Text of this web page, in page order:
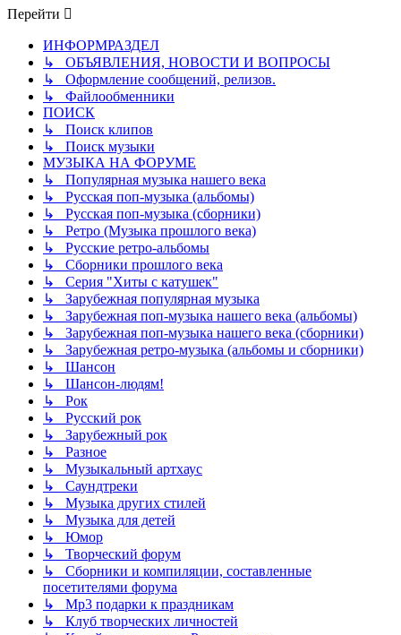
Перейти
ИНФОРМРАЗДЕЛ
↳ ОБЪЯВЛЕНИЯ, НОВОСТИ И ВОПРОСЫ
↳ Оформление сообщений, релизов.
↳ Файлообменники
ПОИСК
↳ Поиск клипов
↳ Поиск музыки
МУЗЫКА НА ФОРУМЕ
↳ Популярная музыка нашего века
↳ Русская поп-музыка (альбомы)
↳ Русская поп-музыка (сборники)
↳ Ретро (Музыка прошлого века)
↳ Русские ретро-альбомы
↳ Сборники прошлого века
↳ Серия "Хиты с катушек"
↳ Зарубежная популярная музыка
↳ Зарубежная поп-музыка нашего века (альбомы)
↳ Зарубежная поп-музыка нашего века (сборники)
↳ Зарубежная ретро-музыка (альбомы и сборники)
↳ Шансон
↳ Шансон-людям!
↳ Рок
↳ Русский рок
↳ Зарубежный рок
↳ Разное
↳ Музыкальный артхаус
↳ Саундтреки
↳ Музыка других стилей
↳ Музыка для детей
↳ Юмор
↳ Творческий форум
↳ Сборники и компиляции, составленные
посетителями форума
↳ Mp3 подарки к праздникам
↳ Клуб творческих личностей